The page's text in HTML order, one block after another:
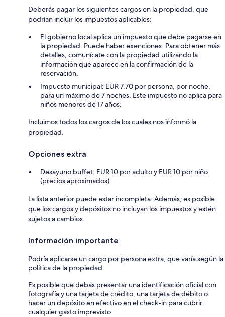
Deberás pagar los siguientes cargos en la propiedad, que
podrían incluir los impuestos aplicables:
El gobierno local aplica un impuesto que debe pagarse en
la propiedad. Puede haber exenciones. Para obtener más
detalles, comunícate con la propiedad utilizando la
información que aparece en la confirmación de la
reservación.
Impuesto municipal: EUR 7.70 por persona, por noche,
para un máximo de 7 noches. Este impuesto no aplica para
niños menores de 17 años.
Incluimos todos los cargos de los cuales nos informó la
propiedad.
Opciones extra
Desayuno buffet: EUR 10 por adulto y EUR 10 por niño
(precios aproximados)
La lista anterior puede estar incompleta. Además, es posible
que los cargos y depósitos no incluyan los impuestos y estén
sujetos a cambios.
Información importante
Podría aplicarse un cargo por persona extra, que varía según la
política de la propiedad
Es posible que debas presentar una identificación oficial con
fotografía y una tarjeta de crédito, una tarjeta de débito o
hacer un depósito en efectivo en el check-in para cubrir
cualquier gasto imprevisto